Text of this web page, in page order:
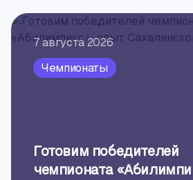
7 августа 2026
Чемпионаты
Готовим победителей
чемпионата